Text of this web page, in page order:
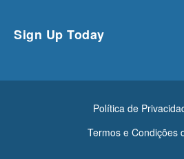
Sign Up Today
Política de
Termos e Condições